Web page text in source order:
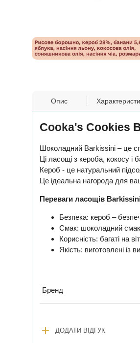
Опис
Cooka's Cookies
Шоколадний Barkissini – це
Ці ласощі з кероба, кокосу і
Кероб - це натуральний
Це ідеальна нагорода для
Переваги ласощів
Безпека: кероб –
Смак: шоколадний смак
Корисність: багаті на
Якість: виготовлені із
Бренд
add ДОДАТИ ВІДГУК